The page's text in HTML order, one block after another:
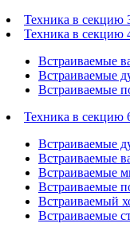
Техника в секцию
Техника в секцию
Встраиваемые
Встраиваемые
Встраиваемые
Техника в секцию
Встраиваемые
Встраиваемые
Встраиваемые
Встраиваемые
Встраиваемый
Встраиваемые